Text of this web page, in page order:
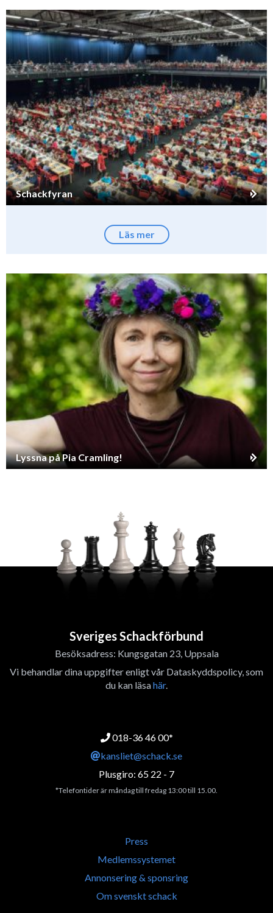
Schackfyran
Läs mer
Lyssna på Pia Cramling!
Sveriges Schackförbund
Besöksadress: Kungsgatan 23, Uppsala
Vi behandlar dina uppgifter enligt vår Dataskyddspolicy, som
du kan läsahär.
018-36 46 00*
kansliet@schack.se
Plusgiro: 65 22 - 7
*Telefontider är måndag till fredag 13:00 till 15.00.
Press
Medlemssystemet
Annonsering & sponsring
Om svenskt schack